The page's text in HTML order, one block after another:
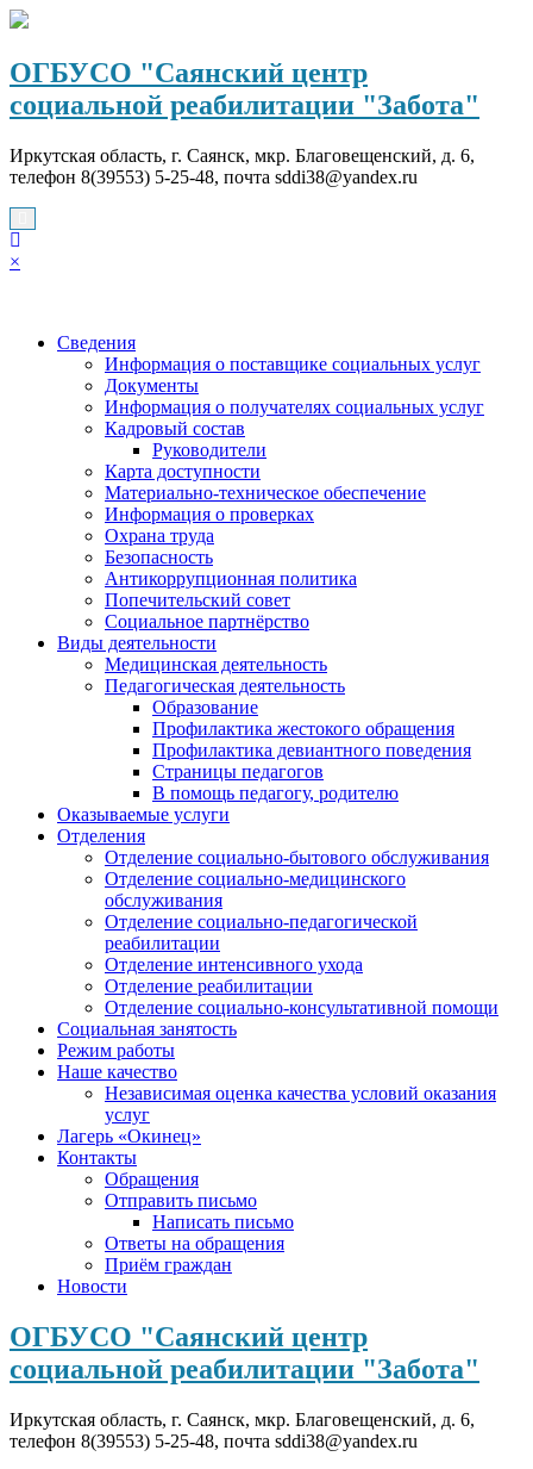
Перейти
содержимому
ОГБУСО "Саянский центр
социальной реабилитации "Забота"
Иркутская область, г. Саянск, мкр. Благовещенский, д. 6,
телефон 8(39553) 5-25-48, почта sddi38@yandex.ru
×
Сведения
Информация о поставщике социальных услуг
Документы
Информация о получателях социальных услуг
Кадровый состав
Руководители
Карта доступности
Материально-техническое обеспечение
Информация о проверках
Охрана труда
Безопасность
Антикоррупционная политика
Попечительский совет
Социальное партнёрство
Виды деятельности
Медицинская деятельность
Педагогическая деятельность
Образование
Профилактика жестокого обращения
Профилактика девиантного поведения
Страницы педагогов
В помощь педагогу, родителю
Оказываемые услуги
Отделения
Отделение социально-бытового обслуживания
Отделение социально-медицинского
обслуживания
Отделение социально-педагогической
реабилитации
Отделение интенсивного ухода
Отделение реабилитации
Отделение социально-консультативной помощи
Социальная занятость
Режим работы
Наше качество
Независимая оценка качества условий оказания
услуг
Лагерь «Окинец»
Контакты
Обращения
Отправить письмо
Написать письмо
Ответы на обращения
Приём граждан
Новости
ОГБУСО "Саянский центр
социальной реабилитации "Забота"
Иркутская область, г. Саянск, мкр. Благовещенский, д. 6,
телефон 8(39553) 5-25-48, почта sddi38@yandex.ru